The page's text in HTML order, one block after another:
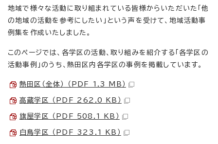
地域で様々な活動に取り組まれている皆様からいただいた「他
の地域の活動を参考にしたい」という声を受けて、地域活動事
例集を作成いたしました。
このページでは、各学区の活動、取り組みを紹介する「各学区の
活動事例」のうち、熱田区内各学区の事例を掲載しています。
熱田区（全体） （PDF 1.3 MB）
高蔵学区 （PDF 262.0 KB）
旗屋学区 （PDF 508.1 KB）
白鳥学区 （PDF 323.1 KB）